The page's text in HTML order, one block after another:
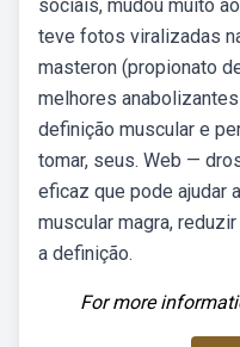
sociais, mudou muito
teve fotos viralizadas
masteron (propionato
melhores
definição muscular e
tomar, seus. Web —
eficaz que pode ajudar
muscular magra,
a definição.
For more